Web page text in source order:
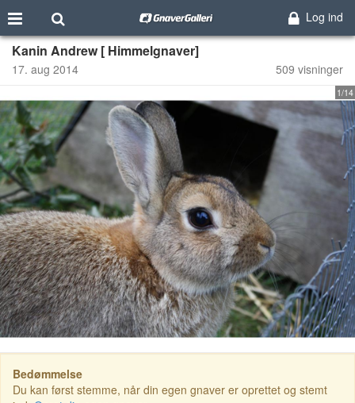
Log ind
Kanin Andrew [ Himmelgnaver]
17. aug 2014 509 visninger
1/14
Bedømmelse
Du kan først stemme, når din egen gnaver er oprettet og stemt